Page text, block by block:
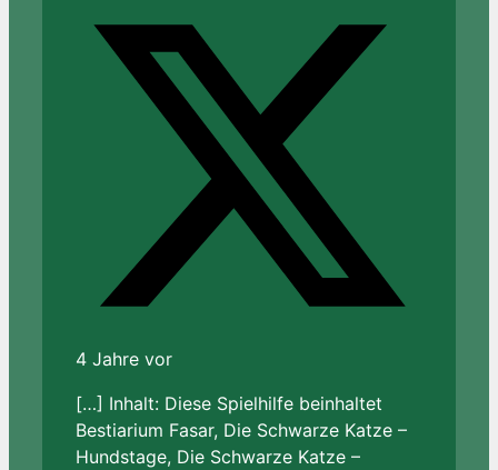
4 Jahre vor
[…] Inhalt: Diese Spielhilfe beinhaltet
Bestiarium Fasar, Die Schwarze Katze –
Hundstage, Die Schwarze Katze –